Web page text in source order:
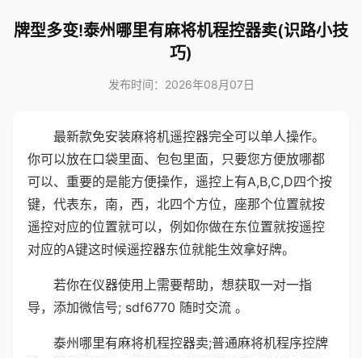
牌型多变!泰州哪里有麻将机程控器卖(识路小技
巧)
发布时间：2026年08月07日
最新款免安装麻将机遥控器完全可以单人操作。
你可以放在口袋里面、包包里面，只要您方便放哪都
可以、重要的是能方便操作，遥控上有A,B,C,D四个按
键，代表东，南，西，北四个方位，座那个位置就按
遥控对应的位置就可以，例如你做在东位置就按遥控
对应的A键这时候遥控器东位就能生效拿好牌。
若你在仪器使用上需要帮助，想获取一对一指
导，添加微信号; sdf6770 随时交流 。
泰州哪里有麻将机程控器卖;普通麻将机程序控牌